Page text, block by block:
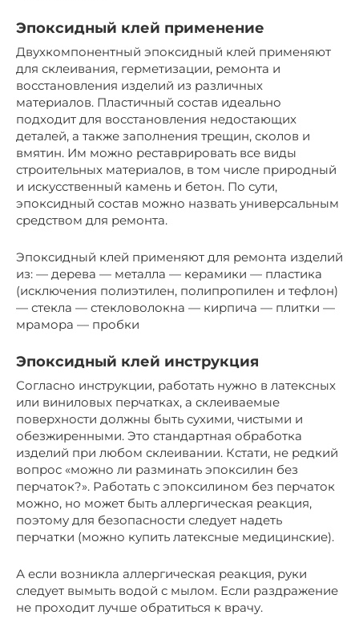
Эпоксидный клей применение
Двухкомпонентный эпоксидный клей применяют
для склеивания, герметизации, ремонта и
восстановления изделий из различных
материалов. Пластичный состав идеально
подходит для восстановления недостающих
деталей, а также заполнения трещин, сколов и
вмятин. Им можно реставрировать все виды
строительных материалов, в том числе природный
и искусственный камень и бетон. По сути,
эпоксидный состав можно назвать универсальным
средством для ремонта.
Эпоксидный клей применяют для ремонта изделий
из: — дерева — металла — керамики — пластика
(исключения полиэтилен, полипропилен и тефлон)
— стекла — стекловолокна — кирпича — плитки —
мрамора — пробки
Эпоксидный клей инструкция
Согласно инструкции, работать нужно в латексных
или виниловых перчатках, а склеиваемые
поверхности должны быть сухими, чистыми и
обезжиренными. Это стандартная обработка
изделий при любом склеивании. Кстати, не редкий
вопрос «можно ли разминать эпоксилин без
перчаток?». Работать с эпоксилином без перчаток
можно, но может быть аллергическая реакция,
поэтому для безопасности следует надеть
перчатки (можно купить латексные медицинские).
А если возникла аллергическая реакция, руки
следует вымыть водой с мылом. Если раздражение
не проходит лучше обратиться к врачу.